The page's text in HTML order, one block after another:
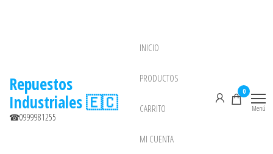
Repuestos
Industriales 🇪🇨
☎0999981255
INICIO
PRODUCTOS
CARRITO
MI CUENTA
0
Menú